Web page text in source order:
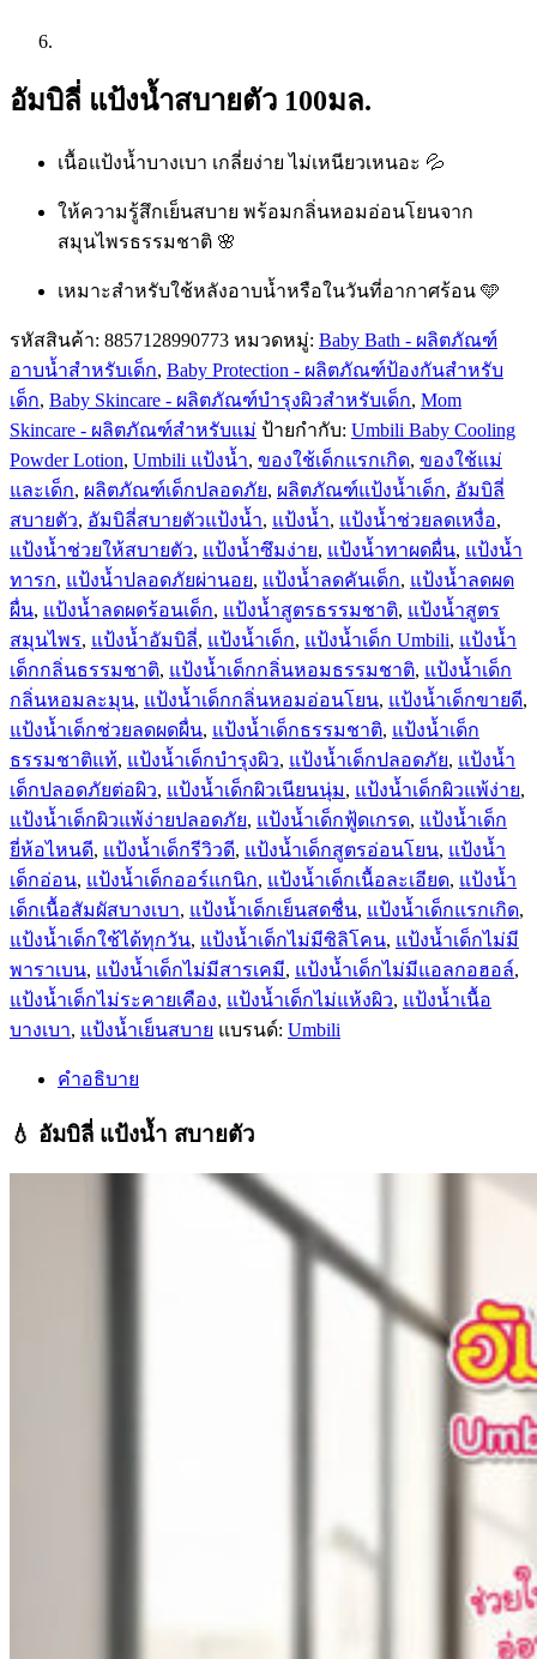
อัมบิลี่ แป้งน้ำสบายตัว 100มล.
เนื้อแป้งน้ำบางเบา เกลี่ยง่าย ไม่เหนียวเหนอะ 💦
ให้ความรู้สึกเย็นสบาย พร้อมกลิ่นหอมอ่อนโยนจาก
สมุนไพรธรรมชาติ 🌸
เหมาะสำหรับใช้หลังอาบน้ำหรือในวันที่อากาศร้อน 🩵
รหัสสินค้า: 8857128990773 หมวดหมู่: Baby Bath - ผลิตภัณฑ์
อาบน้ำสำหรับเด็ก, Baby Protection - ผลิตภัณฑ์ป้องกันสำหรับ
เด็ก, Baby Skincare - ผลิตภัณฑ์บำรุงผิวสำหรับเด็ก, Mom
Skincare - ผลิตภัณฑ์สำหรับแม่ ป้ายกำกับ: Umbili Baby Cooling
Powder Lotion, Umbili แป้งน้ำ, ของใช้เด็กแรกเกิด, ของใช้แม่
และเด็ก, ผลิตภัณฑ์เด็กปลอดภัย, ผลิตภัณฑ์แป้งน้ำเด็ก, อัมบิลี่
สบายตัว, อัมบิลี่สบายตัวแป้งน้ำ, แป้งน้ำ, แป้งน้ำช่วยลดเหงื่อ,
แป้งน้ำช่วยให้สบายตัว, แป้งน้ำซึมง่าย, แป้งน้ำทาผดผื่น, แป้งน้ำ
ทารก, แป้งน้ำปลอดภัยผ่านอย, แป้งน้ำลดคันเด็ก, แป้งน้ำลดผด
ผื่น, แป้งน้ำลดผดร้อนเด็ก, แป้งน้ำสูตรธรรมชาติ, แป้งน้ำสูตร
สมุนไพร, แป้งน้ำอัมบิลี่, แป้งน้ำเด็ก, แป้งน้ำเด็ก Umbili, แป้งน้ำ
เด็กกลิ่นธรรมชาติ, แป้งน้ำเด็กกลิ่นหอมธรรมชาติ, แป้งน้ำเด็ก
กลิ่นหอมละมุน, แป้งน้ำเด็กกลิ่นหอมอ่อนโยน, แป้งน้ำเด็กขายดี,
แป้งน้ำเด็กช่วยลดผดผื่น, แป้งน้ำเด็กธรรมชาติ, แป้งน้ำเด็ก
ธรรมชาติแท้, แป้งน้ำเด็กบำรุงผิว, แป้งน้ำเด็กปลอดภัย, แป้งน้ำ
เด็กปลอดภัยต่อผิว, แป้งน้ำเด็กผิวเนียนนุ่ม, แป้งน้ำเด็กผิวแพ้ง่าย,
แป้งน้ำเด็กผิวแพ้ง่ายปลอดภัย, แป้งน้ำเด็กฟู้ดเกรด, แป้งน้ำเด็ก
ยี่ห้อไหนดี, แป้งน้ำเด็กรีวิวดี, แป้งน้ำเด็กสูตรอ่อนโยน, แป้งน้ำ
เด็กอ่อน, แป้งน้ำเด็กออร์แกนิก, แป้งน้ำเด็กเนื้อละเอียด, แป้งน้ำ
เด็กเนื้อสัมผัสบางเบา, แป้งน้ำเด็กเย็นสดชื่น, แป้งน้ำเด็กแรกเกิด,
แป้งน้ำเด็กใช้ได้ทุกวัน, แป้งน้ำเด็กไม่มีซิลิโคน, แป้งน้ำเด็กไม่มี
พาราเบน, แป้งน้ำเด็กไม่มีสารเคมี, แป้งน้ำเด็กไม่มีแอลกอฮอล์,
แป้งน้ำเด็กไม่ระคายเคือง, แป้งน้ำเด็กไม่แห้งผิว, แป้งน้ำเนื้อ
บางเบา, แป้งน้ำเย็นสบาย แบรนด์: Umbili
คำอธิบาย
💧 อัมบิลี่ แป้งน้ำ สบายตัว